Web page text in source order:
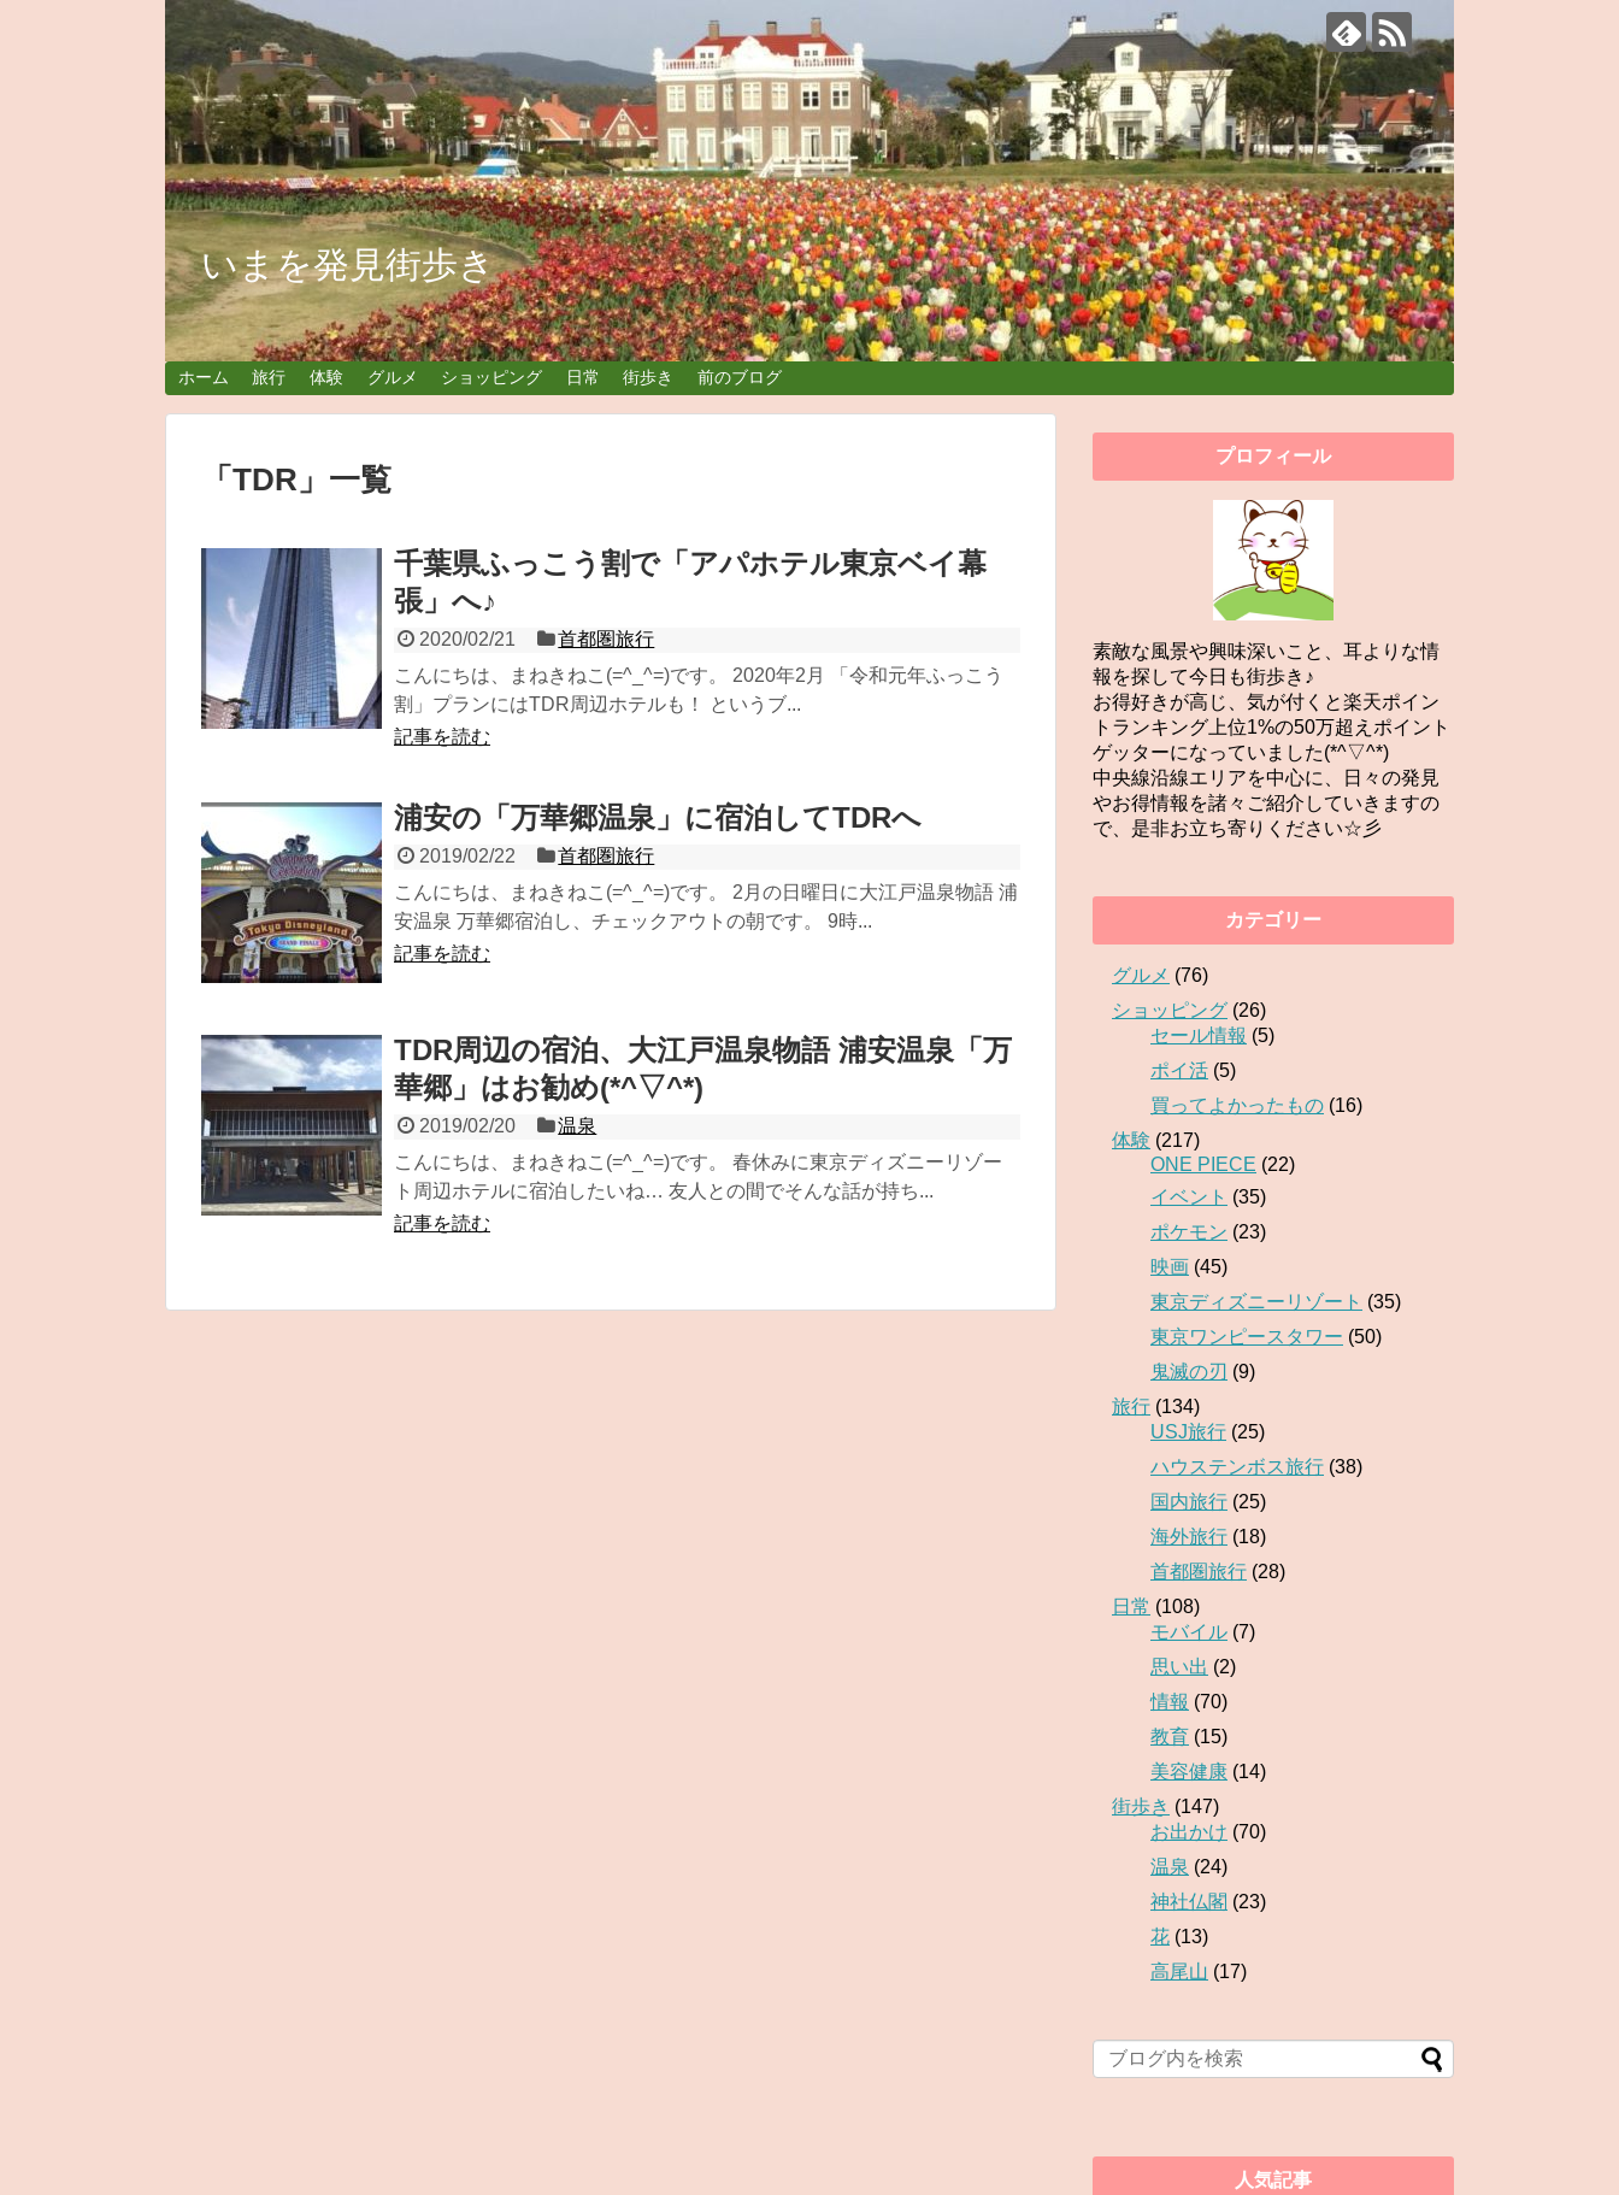
いまを発見街歩き
ホーム 旅行 体験 グルメ ショッピング 日常 街歩き 前のブログ
「 TDR 」 一覧
千葉県ふっこう割で「アパホテル東京ベイ幕
張」へ♪
2020/02/21
首都圏旅行
こんにちは、まねきねこ(=^_^=)です。 2020年2月 「令和元年ふっこう
割」プランにはTDR周辺ホテルも！ というブ...
記事を読む
浦安の「万華郷温泉」に宿泊してTDRへ
2019/02/22
首都圏旅行
こんにちは、まねきねこ(=^_^=)です。 2月の日曜日に大江戸温泉物語 浦
安温泉 万華郷宿泊し、チェックアウトの朝です。 9時...
記事を読む
TDR周辺の宿泊、大江戸温泉物語 浦安温泉「万
華郷」はお勧め(*^▽^*)
2019/02/20
温泉
こんにちは、まねきねこ(=^_^=)です。 春休みに東京ディズニーリゾー
ト周辺ホテルに宿泊したいね… 友人との間でそんな話が持ち...
記事を読む
プロフィール
素敵な風景や興味深いこと、耳よりな情
報を探して今日も街歩き♪
お得好きが高じ、気が付くと楽天ポイン
トランキング上位1%の50万超えポイント
ゲッターになっていました(*^▽^*)
中央線沿線エリアを中心に、日々の発見
やお得情報を諸々ご紹介していきますの
で、是非お立ち寄りください☆彡
カテゴリー
グルメ (76)
ショッピング (26)
セール情報 (5)
ポイ活 (5)
買ってよかったもの (16)
体験 (217)
ONE PIECE (22)
イベント (35)
ポケモン (23)
映画 (45)
東京ディズニーリゾート (35)
東京ワンピースタワー (50)
鬼滅の刃 (9)
旅行 (134)
USJ旅行 (25)
ハウステンボス旅行 (38)
国内旅行 (25)
海外旅行 (18)
首都圏旅行 (28)
日常 (108)
モバイル (7)
思い出 (2)
情報 (70)
教育 (15)
美容健康 (14)
街歩き (147)
お出かけ (70)
温泉 (24)
神社仏閣 (23)
花 (13)
高尾山 (17)
人気記事